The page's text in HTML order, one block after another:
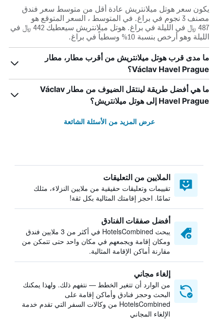
يكون سعر هوتل ميلانتريش عادة أقل من متوسط ​​سعر فندق
مصنف 3 نجوم في براغ. في المتوسط ، السعر المتوقع هو
487 ﷼ في الليلة في براغ. هوتل ميلانتريش سيعطيك 442 ﷼ في
الليلة وهو أرخص بنسبة 10% وسطياً في براغ.
ما مدى قرب هوتل ميلانتريش من أقرب مطار، مطار
Václav Havel Prague؟
ما هي أفضل طريقة لينتقل الضيوف من مطار Václav
Havel Prague إلى هوتل ميلانتريش؟
عرض المزيد من الأسئلة الشائعة
الملايين من التعليقات
تقييمات وتعليقات حقيقية من ملايين النزلاء، مثلك
تمامًا. احجز إقامتك المثالية بكل ثقة!
أفضل صفقات الفنادق
يبحث HotelsCombined في أكثر من 3 ملايين فندق
ومكان إقامة ويجمعهم في مكان واحد حتى تتمكن من
مقارنة أماكن الإقامة المثالية.
إلغاء مجاني
من الوارد أن تتغير الخطط — نتفهم ذلك. ولهذا يمكنك
البحث وحجز فنادق وأماكن إقامة على
HotelsCombined من وكالات السفر التي تقدم خدمة
الإلغاء المجاني